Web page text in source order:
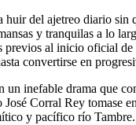
del ajetreo diario
y tranquilas a lo
al inicio oficial
convertirse en
inefable drama que
Corral Rey
y pacífico río Tambre.